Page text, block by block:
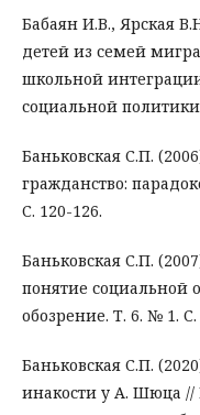
Бабаян И.В., Ярская
детей из семей
школьной
социальной
Баньковская С.П.
гражданство:
С. 120-126.
Баньковская С.П.
понятие социальной
обозрение. Т. 6. № 1. С.
Баньковская С.П.
инакости у А. Шюца //